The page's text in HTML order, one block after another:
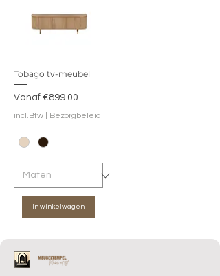
Tobago tv-meubel
Vanaf €899.00
Verkoopprijs
incl.Btw Bezorgbeleid
In winkelwagen